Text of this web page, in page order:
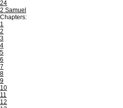
24
2 Samuel
Chapters:
1
2
3
4
5
6
7
8
9
10
11
12